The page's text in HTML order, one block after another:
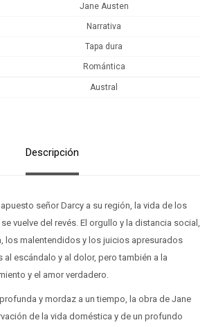
Jane Austen
Narrativa
Tapa dura
Romántica
Austral
Descripción
señor Darcy a su región, la vida de los
vuelve del revés. El orgullo y la distancia social,
los malentendidos y los juicios apresurados
escándalo y al dolor, pero también a la
y el amor verdadero.
y mordaz a un tiempo, la obra de Jane
de la vida doméstica y de un profundo